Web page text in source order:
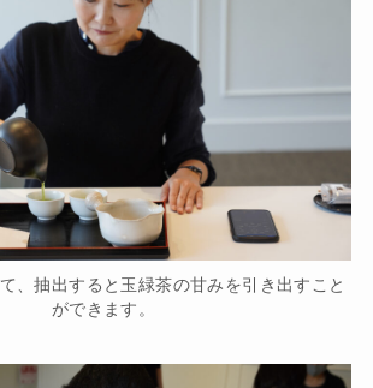
、抽出すると玉緑茶の甘みを引き出すこと
ができます。